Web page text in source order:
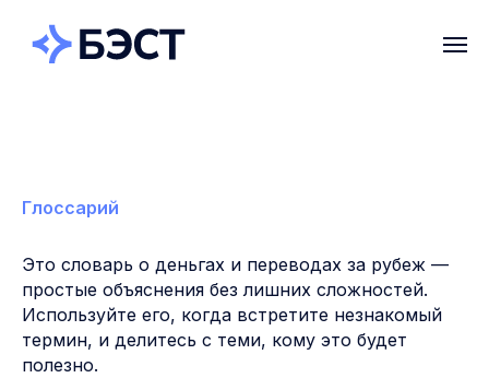
Глоссарий
Это словарь о деньгах и переводах за рубеж —
простые объяснения без лишних сложностей.
Используйте его, когда встретите незнакомый
термин, и делитесь с теми, кому это будет
полезно.